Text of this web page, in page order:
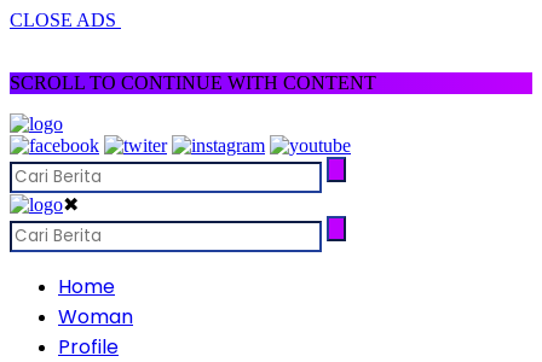
CLOSE ADS
SCROLL TO CONTINUE WITH CONTENT
✖
Home
Woman
Profile